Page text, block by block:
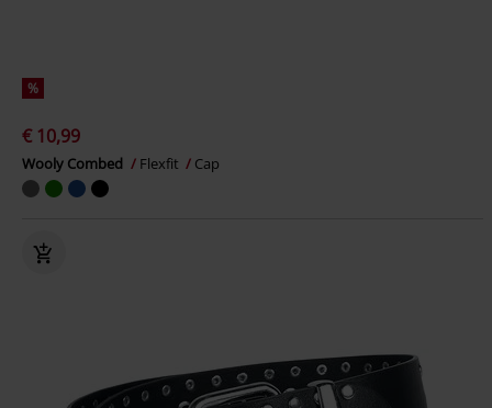
%
€ 10,99
Wooly Combed Flexfit Cap